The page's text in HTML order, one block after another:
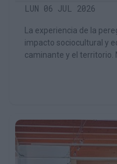
inclusiva del
marco del
LUN 06 JUL 2026
La experiencia de la
impacto sociocultural y
caminante y el territorio.
marta@amica.es
Asociación Amica